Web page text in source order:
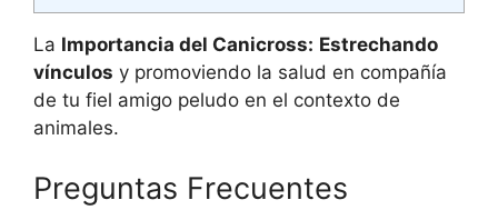
La Importancia del Canicross: Estrechando
vínculos y promoviendo la salud en compañía
de tu fiel amigo peludo en el contexto de
animales.
Preguntas Frecuentes